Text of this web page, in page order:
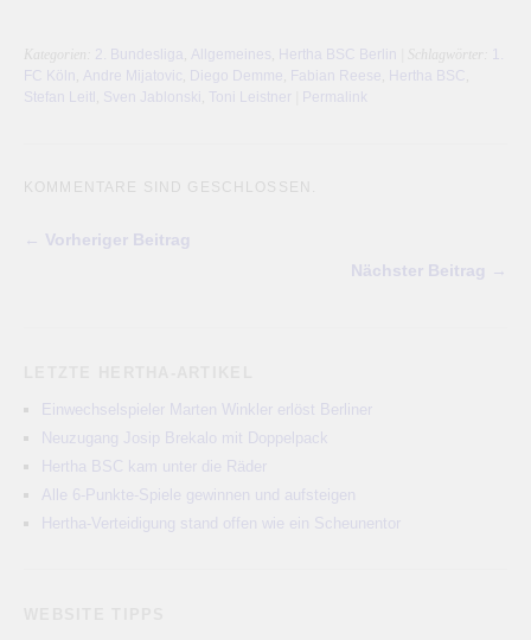
Kategorien: 2. Bundesliga Allgemeines Hertha BSC Berlin | Schlagwörter:
1.
FC Köln
Andre Mijatovic Diego Demme Fabian Reese Hertha BSC
Stefan Leitl
Sven Jablonski Toni Leistner Permalink
KOMMENTARE SIND GESCHLOSSEN.
← Vorheriger Beitrag
Nächster Beitrag →
Einwechselspieler Marten Winkler erlöst Berliner
Neuzugang Josip Brekalo mit Doppelpack
Hertha BSC kam unter die Räder
Alle 6-Punkte-Spiele gewinnen und aufsteigen
Hertha-Verteidigung stand offen wie ein Scheunentor